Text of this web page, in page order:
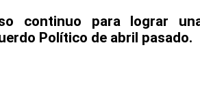
continuo para lograr
Político de abril pasado.